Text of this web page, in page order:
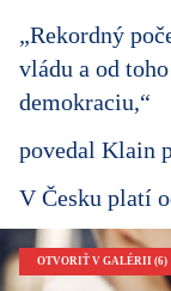
„Rekordný
vládu a od
demokraciu,“
povedal Klain
V Česku platí
OTVORIŤ V GALÉRII (6)